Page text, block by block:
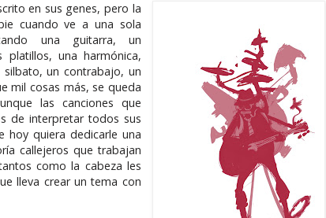
en sus genes, pero la
cuando ve a una sola
una guitarra, un
platillos, una harmónica,
un contrabajo, un
mil cosas más, se queda
las canciones que
de interpretar todos sus
hoy quiera dedicarle una
callejeros que trabajan
como la cabeza les
lleva crear un tema con